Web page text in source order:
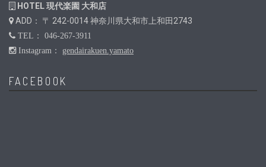
HOTEL 現代楽園 大和店
ADD： 〒 242-0014 神奈川県大和市上和田2743
TEL： 046-267-3911
Instagram： gendairakuen.yamato
FACEBOOK